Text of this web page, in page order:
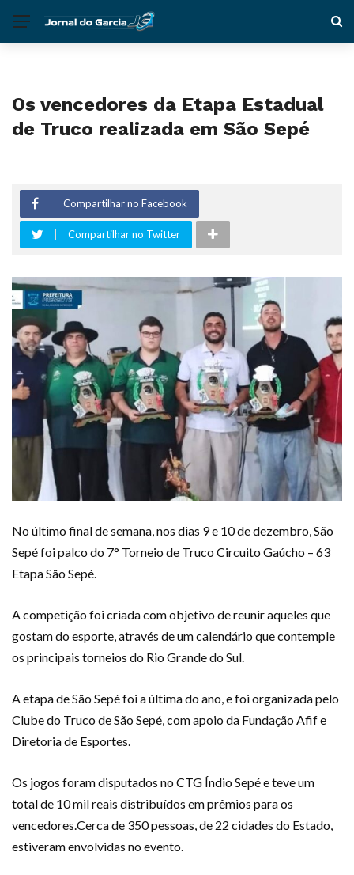
Os vencedores da Etapa Estadual
de Truco realizada em São Sepé
Compartilhar no Facebook
Compartilhar no Twitter
No último final de semana, nos dias 9 e 10 de dezembro, São
Sepé foi palco do 7° Torneio de Truco Circuito Gaúcho – 63
Etapa São Sepé.
A competição foi criada com objetivo de reunir aqueles que
gostam do esporte, através de um calendário que contemple
os principais torneios do Rio Grande do Sul.
A etapa de São Sepé foi a última do ano, e foi organizada pelo
Clube do Truco de São Sepé, com apoio da Fundação Afif e
Diretoria de Esportes.
Os jogos foram disputados no CTG Índio Sepé e teve um
total de 10 mil reais distribuídos em prêmios para os
vencedores.Cerca de 350 pessoas, de 22 cidades do Estado,
estiveram envolvidas no evento.